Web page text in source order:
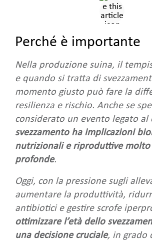
Perché è importante
Nella produzione suina, il
e quando si tratta di
momento giusto può fare la
resilienza e rischio. Anche se
considerato un evento legato al
svezzamento ha implicazioni
nutrizionali e riproduttive molto
profonde.
Oggi, con la pressione sugli
aumentare la produttività,
antibiotici e gestire scrofe
ottimizzare l’età dello
una decisione cruciale, in grado